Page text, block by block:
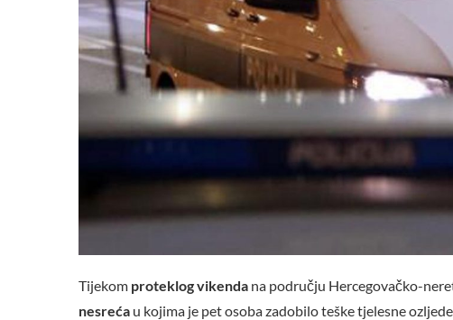
Tijekom proteklog vikenda na području Hercegovačko-
nesreća u kojima je pet osoba zadobilo teške tjelesne